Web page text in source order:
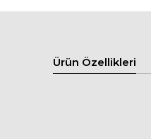
Ürün Özellikleri